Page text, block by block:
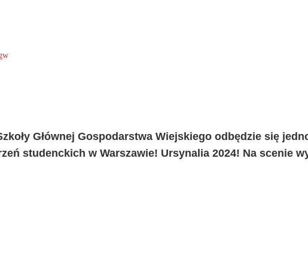
Głównej Gospodarstwa Wiejskiego odbędzie się
studenckich w Warszawie! Ursynalia 2024! Na scenie